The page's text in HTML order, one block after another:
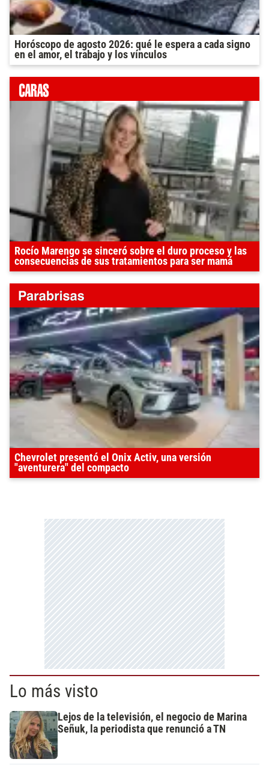
Horóscopo de agosto 2026: qué le espera a cada signo
en el amor, el trabajo y los vínculos
Rocío Marengo se sinceró sobre el duro proceso y las
consecuencias de sus tratamientos para ser mamá
Chevrolet presentó el Onix Activ, una versión
"aventurera" del compacto
Lo más visto
Lejos de la televisión, el negocio de Marina
Señuk, la periodista que renunció a TN